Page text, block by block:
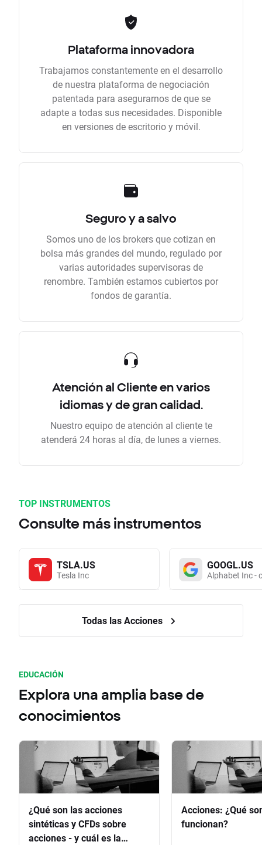
Plataforma innovadora
Trabajamos constantemente en el desarrollo
de nuestra plataforma de negociación
patentada para asegurarnos de que se
adapte a todas sus necesidades. Disponible
en versiones de escritorio y móvil.
Seguro y a salvo
Somos uno de los brokers que cotizan en
bolsa más grandes del mundo, regulado por
varias autoridades supervisoras de
renombre. También estamos cubiertos por
fondos de garantía.
Atención al Cliente en varios
idiomas y de gran calidad.
Nuestro equipo de atención al cliente te
atenderá 24 horas al día, de lunes a viernes.
TOP INSTRUMENTOS
Consulte más instrumentos
TSLA.US
Tesla Inc
GOOGL.US
Alphabet Inc -
Todas las Acciones
EDUCACIÓN
Explora una amplia base de
conocimientos
¿Qué son las acciones
sintéticas y CFDs sobre
acciones - y cuál es la
Acciones: ¿Qué
funcionan?